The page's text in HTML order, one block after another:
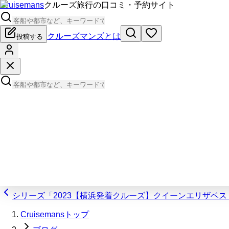
Cruisemansクルーズ旅行の口コミ・予約サイト
投稿する クルーズマンズとは
シリーズ「2023【横浜発着クルーズ】クイーンエリザベ
Cruisemansトップ